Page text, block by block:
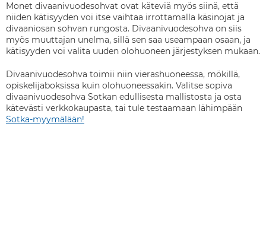
Monet divaanivuodesohvat ovat käteviä myös siinä, että
niiden kätisyyden voi itse vaihtaa irrottamalla käsinojat ja
divaaniosan sohvan rungosta. Divaanivuodesohva on siis
myös muuttajan unelma, sillä sen saa useampaan osaan, ja
kätisyyden voi valita uuden olohuoneen järjestyksen mukaan.
Divaanivuodesohva toimii niin vierashuoneessa, mökillä,
opiskelijaboksissa kuin olohuoneessakin. Valitse sopiva
divaanivuodesohva Sotkan edullisesta mallistosta ja osta
kätevästi verkkokaupasta, tai tule testaamaan lähimpään
Sotka-myymälään!